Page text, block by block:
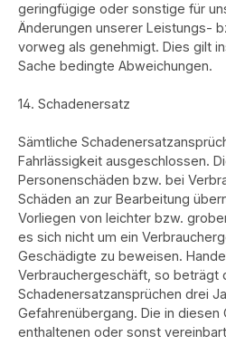
geringfügige oder sonstige für
Änderungen unserer Leistungs-
vorweg als genehmigt. Dies gilt
Sache bedingte Abweichungen.
14. Schadenersatz
Sämtliche
Fahrlässigkeit ausgeschlossen.
Personenschäden bzw. bei
Schäden an zur Bearbeitung
Vorliegen von leichter bzw.
es sich nicht um ein
Geschädigte zu beweisen.
Verbrauchergeschäft, so beträgt
Schadenersatzansprüchen drei
Gefahrenübergang. Die in
enthaltenen oder sonst